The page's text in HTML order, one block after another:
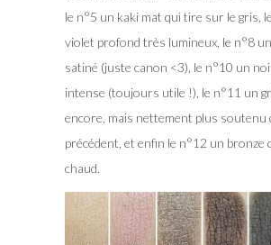
le n°5 un kaki mat qui tire sur le gris,
violet profond très lumineux, le n°8
satiné (juste canon <3), le n°10 un
intense (toujours utile !), le n°11 un
encore, mais nettement plus soutenu
précédent, et enfin le n°12 un bronze
chaud.